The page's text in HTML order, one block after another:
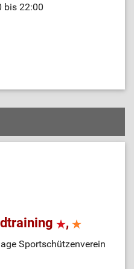
bis 22:00
,
Sportschützenverein